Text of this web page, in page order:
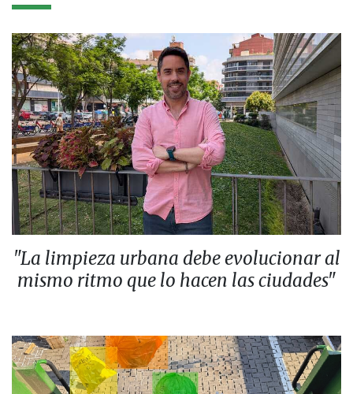
"La limpieza urbana debe evolucionar al
mismo ritmo que lo hacen las ciudades"